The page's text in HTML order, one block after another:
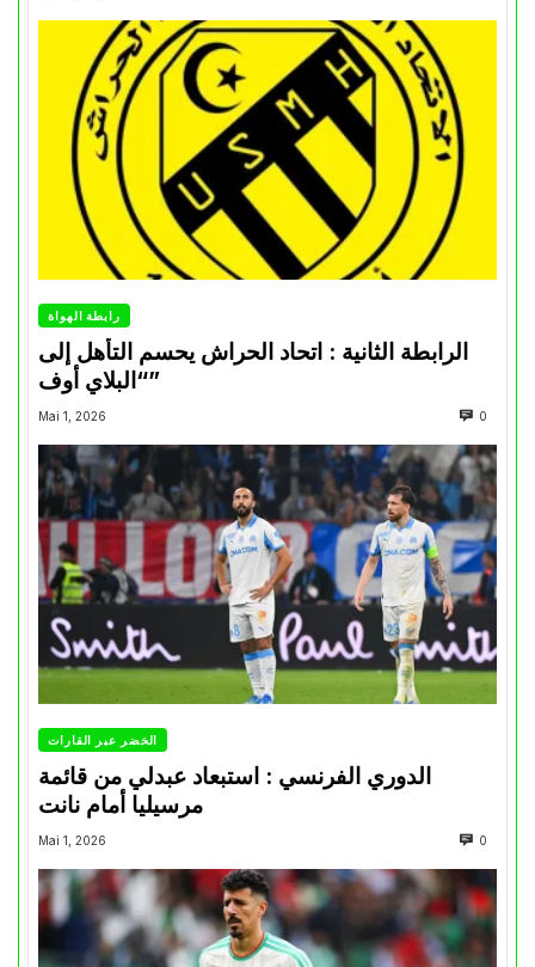
رابطة الهواة
الرابطة الثانية : اتحاد الحراش يحسم التأهل إلى
“البلاي أوف”
Mai 1, 2026 0
الخضر عبر القارات
الدوري الفرنسي : استبعاد عبدلي من قائمة
مرسيليا أمام نانت
Mai 1, 2026 0